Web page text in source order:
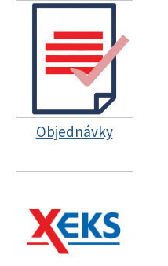
Objednávky